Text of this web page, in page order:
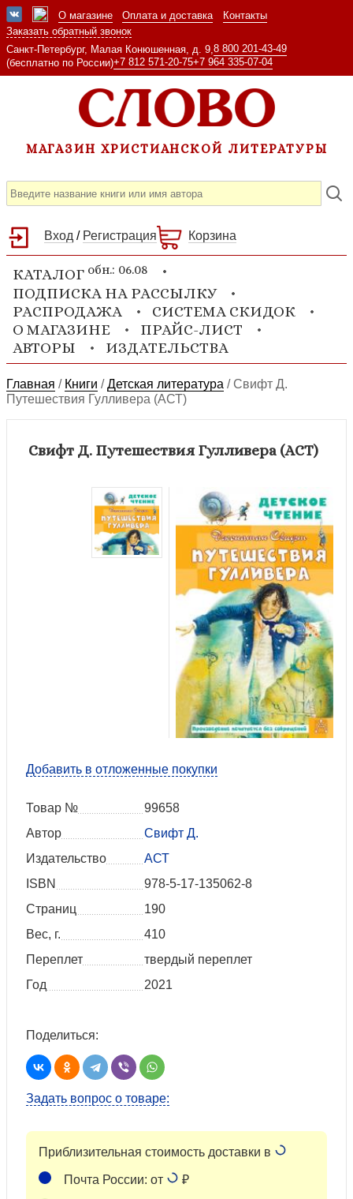
О магазине Оплата и доставка
Контакты
Заказать обратный звонок
Санкт-Петербург, Малая Конюшенная, д. 9, 8 800 201-43-49
(бесплатно по России)+7 812 571-20-75+7 964 335-07-04
МАГАЗИН ХРИСТИАНСКОЙ ЛИТЕРАТУРЫ
Вход / Регистрация Корзина
КАТАЛОГ обн.: 06.08
ПОДПИСКА НА РАССЫЛКУ
РАСПРОДАЖА
СИСТЕМА СКИДОК
О МАГАЗИНЕ
ПРАЙС-ЛИСТ
АВТОРЫ
ИЗДАТЕЛЬСТВА
Главная / Книги /Детская литература /Свифт Д.
Путешествия Гулливера (АСТ)
Свифт Д. Путешествия Гулливера (АСТ)
Добавить в отложенные покупки
Товар №
99658
Автор
Свифт Д.
Издательство
АСТ
ISBN
978-5-17-135062-8
Страниц
190
Вес, г.
410
Переплет
твердый переплет
Год
2021
Поделиться:
Задать вопрос о товаре:
Приблизительная стоимость доставки в
Почта России: от ₽